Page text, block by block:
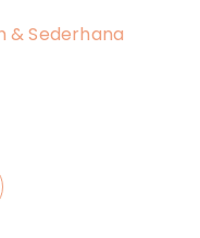
& Sederhana